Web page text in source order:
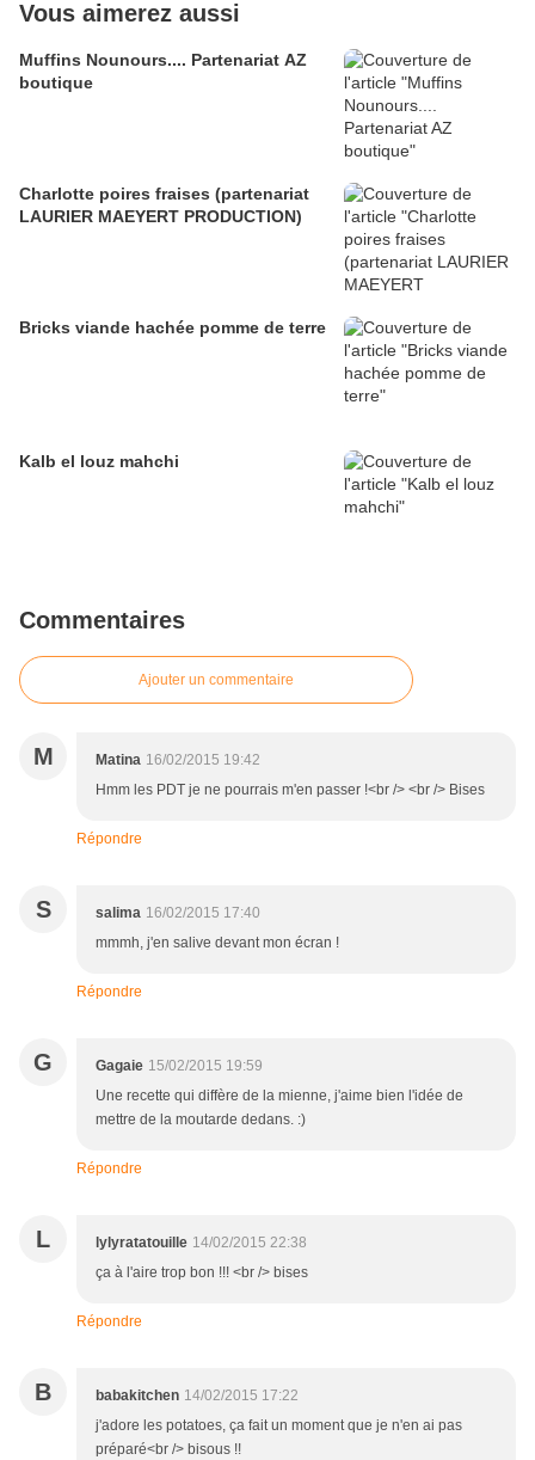
Vous aimerez aussi
Muffins Nounours.... Partenariat AZ
boutique
Charlotte poires fraises (partenariat
LAURIER MAEYERT PRODUCTION)
Bricks viande hachée pomme de terre
Kalb el louz mahchi
Commentaires
Ajouter un commentaire
M Matina 16/02/2015 19:42
Hmm les PDT je ne pourrais m'en passer !<br /> <br /> Bises
Répondre
S salima 16/02/2015 17:40
mmmh, j'en salive devant mon écran !
Répondre
G Gagaie 15/02/2015 19:59
Une recette qui diffère de la mienne, j'aime bien l'idée de
mettre de la moutarde dedans. :)
Répondre
L lylyratatouille 14/02/2015 22:38
ça à l'aire trop bon !!! <br /> bises
Répondre
B babakitchen 14/02/2015 17:22
j'adore les potatoes, ça fait un moment que je n'en ai pas
préparé<br /> bisous !!